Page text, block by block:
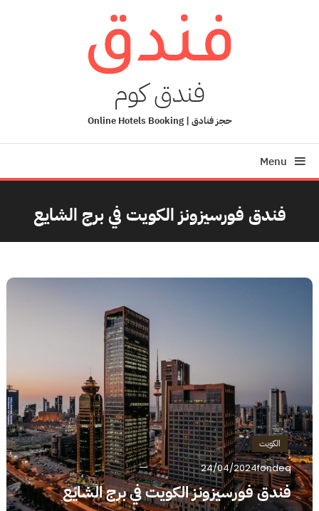
فندق كوم
حجز فنادق | Online Hotels Booking
Menu
فندق فورسيزونز الكويت في برج الشايع
الكويت
24/04/2024fondeq
فندق فورسيزونز الكويت في برج الشايع